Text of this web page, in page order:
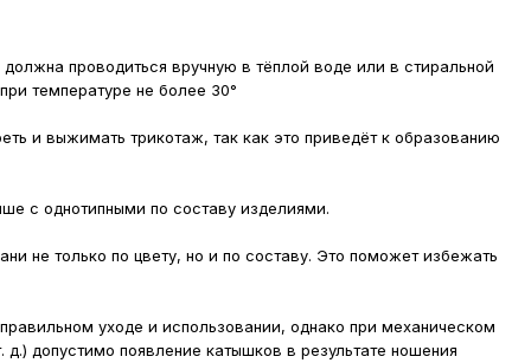
проводиться вручную в тёплой воде или в стиральной
температуре не более 30°
и выжимать трикотаж, так как это приведёт к образованию
с однотипными по составу изделиями.
не только по цвету, но и по составу. Это поможет избежать
уходе и использовании, однако при механическом
допустимо появление катышков в результате ношения